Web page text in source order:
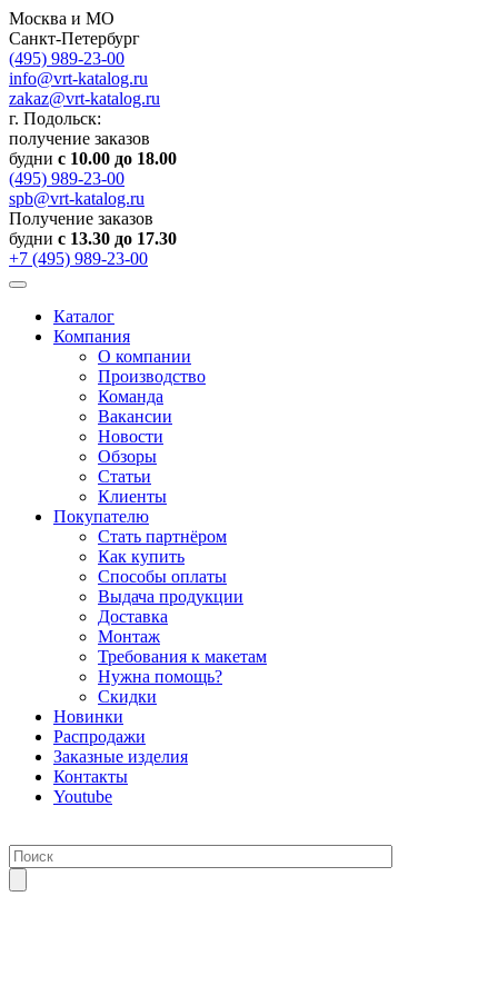
Москва и МО
Санкт-Петербург
(495) 989-23-00
info@vrt-katalog.ru
zakaz@vrt-katalog.ru
г. Подольск:
получение заказов
будни с 10.00 до 18.00
(495) 989-23-00
spb@vrt-katalog.ru
Получение заказов
будни с 13.30 до 17.30
+7 (495) 989-23-00
Каталог
Компания
О компании
Производство
Команда
Вакансии
Новости
Обзоры
Статьи
Клиенты
Покупателю
Стать партнёром
Как купить
Способы оплаты
Выдача продукции
Доставка
Монтаж
Требования к макетам
Нужна помощь?
Скидки
Новинки
Распродажи
Заказные изделия
Контакты
Youtube